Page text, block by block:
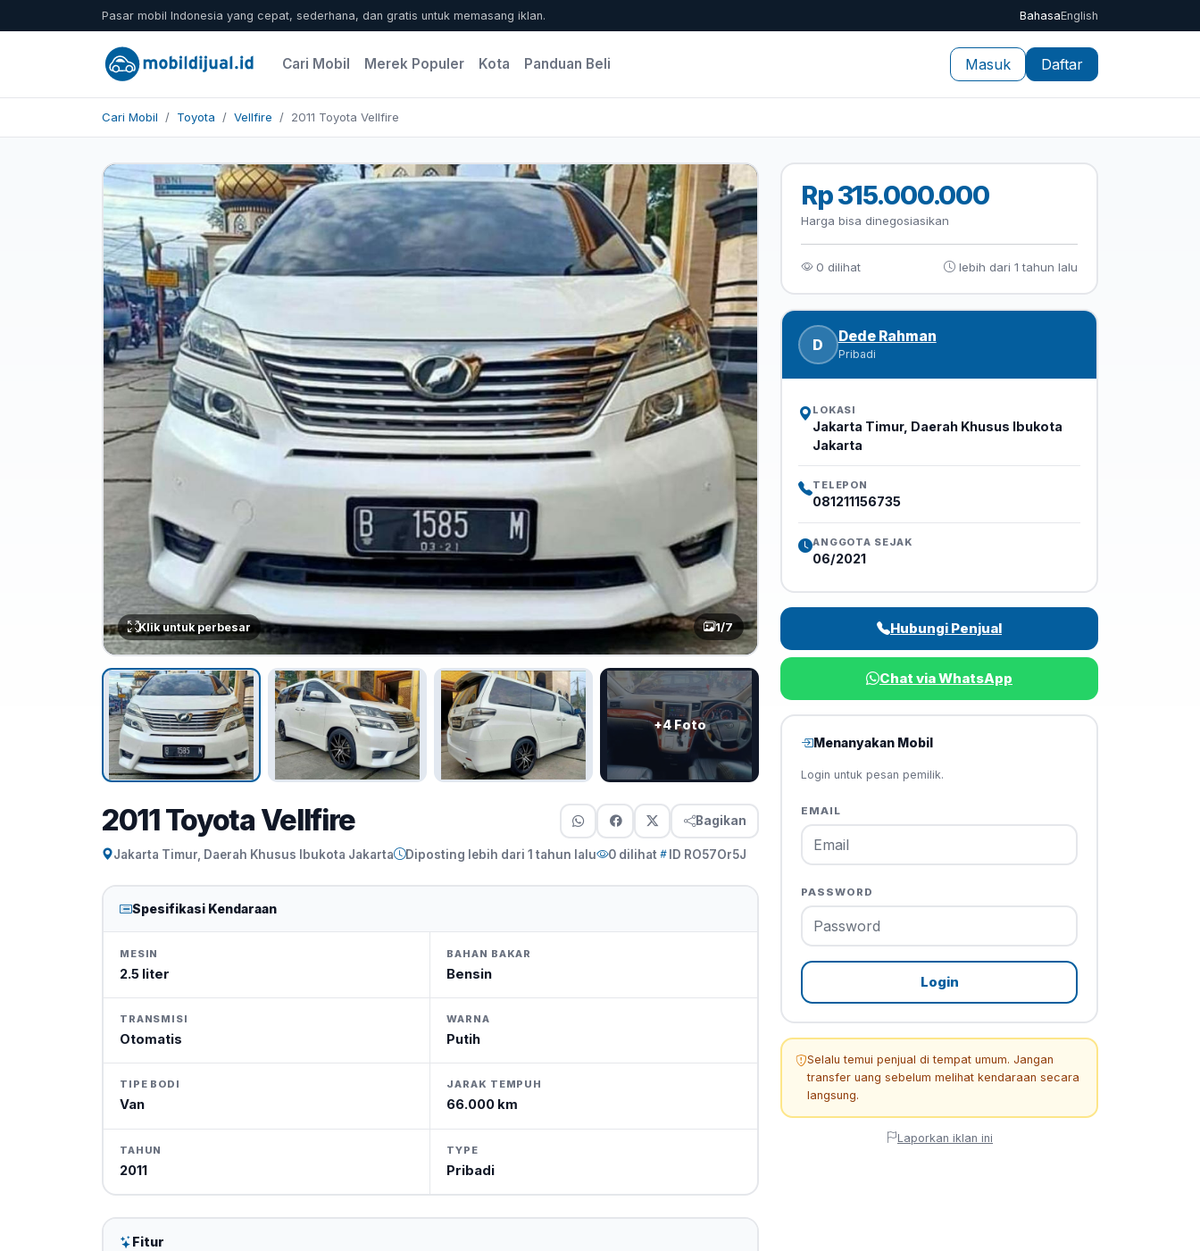
Pasar mobil Indonesia yang cepat, sederhana, dan gratis untuk memasang iklan. BahasaEnglish
Cari Mobil Merek Populer Kota Panduan Beli Masuk Daftar
Cari Mobil Toyota Vellfire 2011 Toyota Vellfire
1/7
Klik untuk perbesar
+4 Foto
2011 Toyota Vellfire Bagikan
Jakarta Timur, Daerah Khusus Ibukota Jakarta Diposting lebih dari 1 tahun lalu 0 dilihat ID RO57Or5J
Spesifikasi Kendaraan
MESIN
2.5 liter
BAHAN BAKAR
Bensin
TRANSMISI
Otomatis
WARNA
Putih
TIPE BODI
Van
JARAK TEMPUH
66.000 km
TAHUN
2011
TYPE
Pribadi
Fitur
Rp 315.000.000
Harga bisa dinegosiasikan
0 dilihat lebih dari 1 tahun lalu
D Dede Rahman
Pribadi
LOKASI
Jakarta Timur, Daerah Khusus Ibukota
Jakarta
TELEPON
081211156735
ANGGOTA SEJAK
06/2021
Hubungi Penjual
Chat via WhatsApp
Menanyakan Mobil
Login untuk pesan pemilik.
EMAIL
PASSWORD
Login
Selalu temui penjual di tempat umum. Jangan
transfer uang sebelum melihat kendaraan secara
langsung.
Laporkan iklan ini